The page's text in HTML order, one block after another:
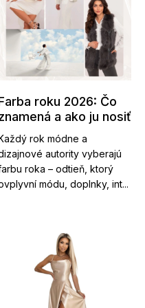
roku 2026: Čo
a ako ju nosiť
rok módne a
autority vyberajú
roka – odtieň, ktorý
módu, doplnky, int...